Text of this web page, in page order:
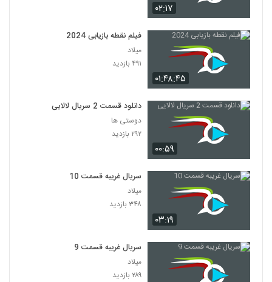
۰۲:۱۷
۰۱:۴۸:۴۵
فیلم نقطه بازیابی 2024
میلاد
۴۹۱ بازدید
۰۰:۵۹
دانلود قسمت 2 سریال لالایی
دوستی ها
۲۹۲ بازدید
۰۳:۱۹
سریال غریبه قسمت 10
میلاد
۳۴۸ بازدید
سریال غریبه قسمت 9
میلاد
۲۸۹ بازدید